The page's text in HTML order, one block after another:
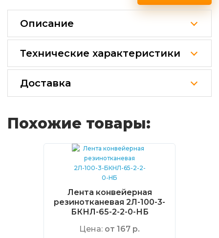
Описание
Технические характеристики
Доставка
Похожие товары:
Лента конвейерная
резинотканевая 2Л-100-3-
БКНЛ-65-2-2-0-НБ
Цена: от 167 р.